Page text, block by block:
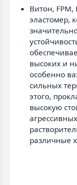
Витон, FPM,
эластомер,
высоких и
особенно
сильных
этого,
высокую
различные